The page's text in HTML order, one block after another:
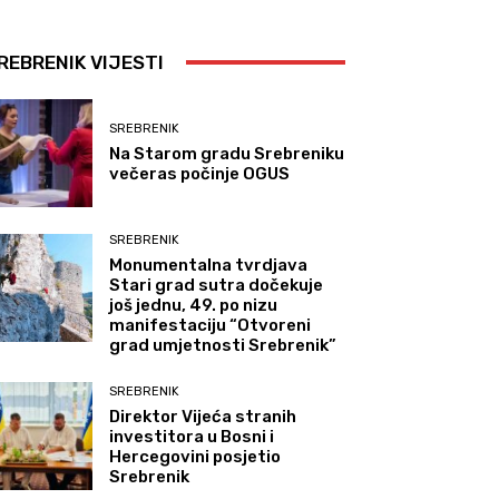
VIJESTI
SREBRENIK
Na Starom gradu Srebreniku
večeras počinje OGUS
SREBRENIK
Monumentalna tvrdjava
Stari grad sutra dočekuje
još jednu, 49. po nizu
manifestaciju “Otvoreni
grad umjetnosti Srebrenik”
SREBRENIK
Direktor Vijeća stranih
investitora u Bosni i
Hercegovini posjetio
Srebrenik